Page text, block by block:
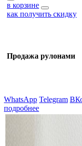
в корзине
как получить скидку
Продажа рулонами
WhatsApp Telegram
подробнее